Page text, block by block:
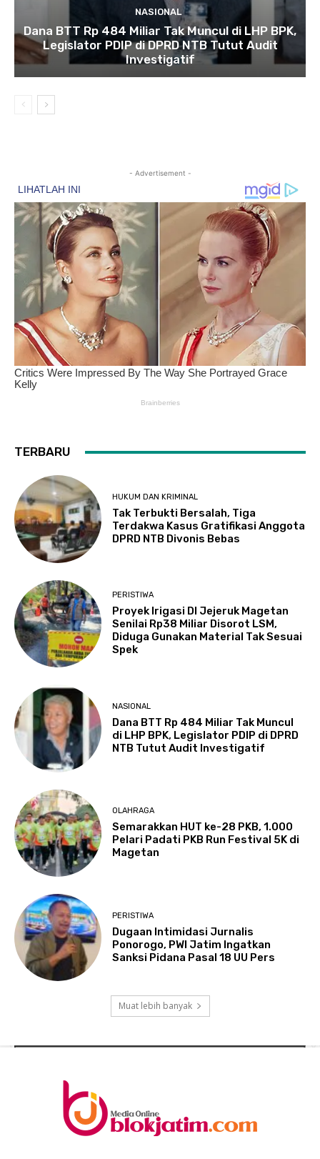
NASIONAL
Dana BTT Rp 484 Miliar Tak Muncul di LHP BPK,
Legislator PDIP di DPRD NTB Tutut Audit
Investigatif
- Advertisement -
TERBARU
HUKUM DAN KRIMINAL
Tak Terbukti Bersalah, Tiga
Terdakwa Kasus Gratifikasi Anggota
DPRD NTB Divonis Bebas
PERISTIWA
Proyek Irigasi DI Jejeruk Magetan
Senilai Rp38 Miliar Disorot LSM,
Diduga Gunakan Material Tak Sesuai
Spek
NASIONAL
Dana BTT Rp 484 Miliar Tak Muncul
di LHP BPK, Legislator PDIP di DPRD
NTB Tutut Audit Investigatif
OLAHRAGA
Semarakkan HUT ke-28 PKB, 1.000
Pelari Padati PKB Run Festival 5K di
Magetan
PERISTIWA
Dugaan Intimidasi Jurnalis
Ponorogo, PWI Jatim Ingatkan
Sanksi Pidana Pasal 18 UU Pers
Muat lebih banyak